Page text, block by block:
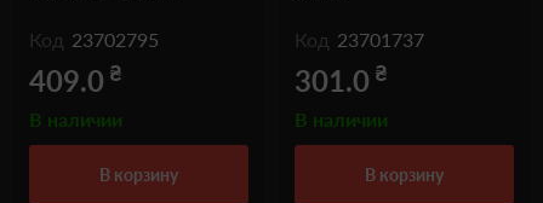
Код 23702795
409.0 ₴
В наличии
в корзину
Код 23701737
301.0 ₴
В наличии
в корзину